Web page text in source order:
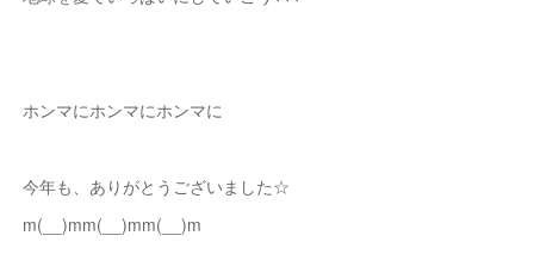
ホンマにホンマにホンマに
今年も、ありがとうございました☆
m(__)mm(__)mm(__)m